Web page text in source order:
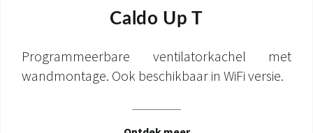
Caldo Up T
Programmeerbare ventilatorkachel met
wandmontage. Ook beschikbaar in WiFi versie.